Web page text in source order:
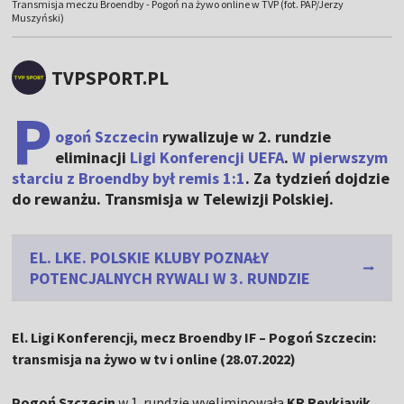
Transmisja meczu Broendby - Pogoń na żywo online w TVP (fot. PAP/Jerzy
Muszyński)
TVPSPORT.PL
P ogoń Szczecin rywalizuje w 2. rundzie
eliminacji Ligi Konferencji UEFA.W pierwszym
starciu z Broendby był remis 1:1. Za tydzień dojdzie
do rewanżu. Transmisja w Telewizji Polskiej.
EL. LKE. POLSKIE KLUBY POZNAŁY
POTENCJALNYCH RYWALI W 3. RUNDZIE
El. Ligi Konferencji, mecz Broendby IF – Pogoń Szczecin:
transmisja na żywo w tv i online (28.07.2022)